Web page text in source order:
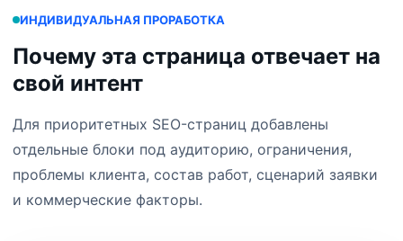
ИНДИВИДУАЛЬНАЯ ПРОРАБОТКА
Почему эта страница отвечает на
свой интент
Для приоритетных SEO-страниц добавлены
отдельные блоки под аудиторию, ограничения,
проблемы клиента, состав работ, сценарий заявки
и коммерческие факторы.